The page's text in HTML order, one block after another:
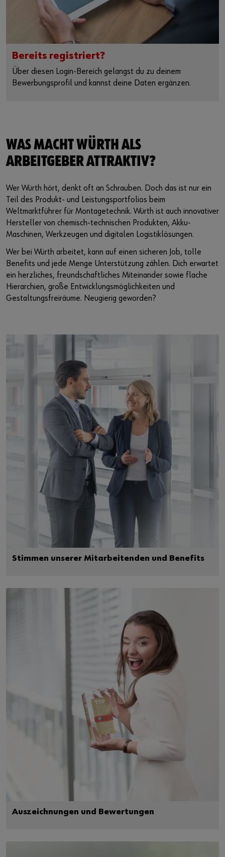
Bereits registriert?
Über diesen Login-Bereich gelangst du zu deinem
Bewerbungsprofil und kannst deine Daten ergänzen.
WAS MACHT WÜRTH ALS
ARBEITGEBER ATTRAKTIV?
Wer Würth hört, denkt oft an Schrauben. Doch das ist nur ein
Teil des Produkt- und Leistungsportfolios beim
Weltmarktführer für Montagetechnik. Würth ist auch innovativer
Hersteller von chemisch-technischen Produkten, Akku-
Maschinen, Werkzeugen und digitalen Logistiklösungen.
Wer bei Würth arbeitet, kann auf einen sicheren Job, tolle
Benefits und jede Menge Unterstützung zählen. Dich erwartet
ein herzliches, freundschaftliches Miteinander sowie flache
Hierarchien, große Entwicklungsmöglichkeiten und
Gestaltungsfreiräume. Neugierig geworden?
Stimmen unserer Mitarbeitenden und Benefits
Auszeichnungen und Bewertungen